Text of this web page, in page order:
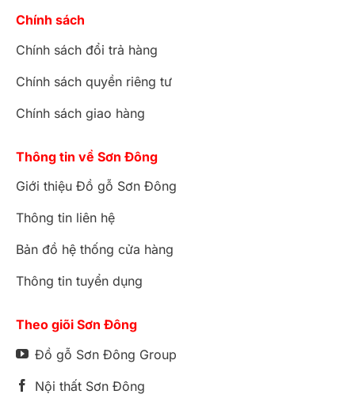
Chính sách
Chính sách đổi trả hàng
Chính sách quyền riêng tư
Chính sách giao hàng
Thông tin về Sơn Đông
Giới thiệu Đồ gỗ Sơn Đông
Thông tin liên hệ
Bản đồ hệ thống cửa hàng
Thông tin tuyển dụng
Theo giõi Sơn Đông
Đồ gỗ Sơn Đông Group
Nội thất Sơn Đông